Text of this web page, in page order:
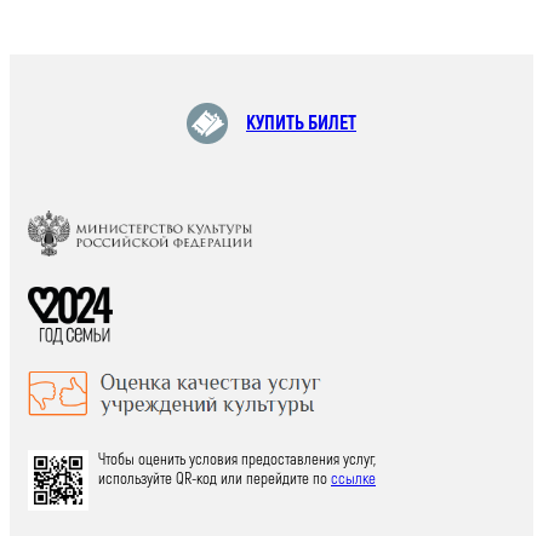
КУПИТЬ БИЛЕТ
Чтобы оценить условия предоставления услуг,
используйте QR-код или перейдите поссылке